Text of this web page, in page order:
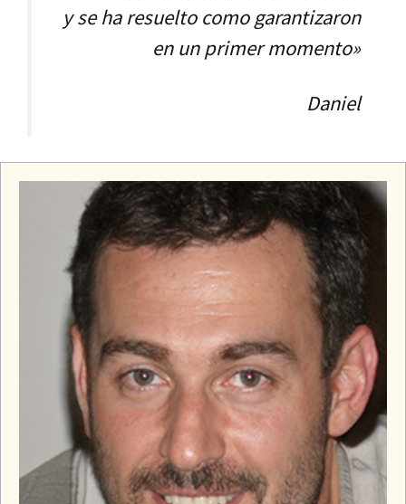
y se ha resuelto como garantizaron
en un primer momento»
Daniel